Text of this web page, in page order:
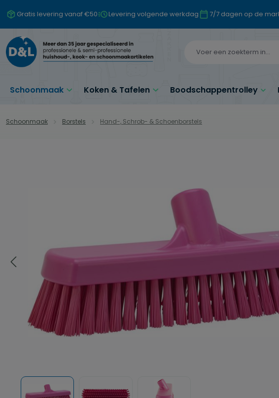
de hoofdinhoud
Ga naar de zoekopdracht
Ga naar de hoofdnavigatie
Gratis levering vanaf €50 Levering volgende werkdag 7/7 dagen op de
Schoonmaak Koken & Tafelen Boodschappentrolley
Schoonmaak Borstels Hand-, Schrob- & Schoenborstels